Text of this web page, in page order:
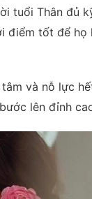
tuổi Thân đủ
điểm tốt để họ
và nỗ lực
lên đỉnh